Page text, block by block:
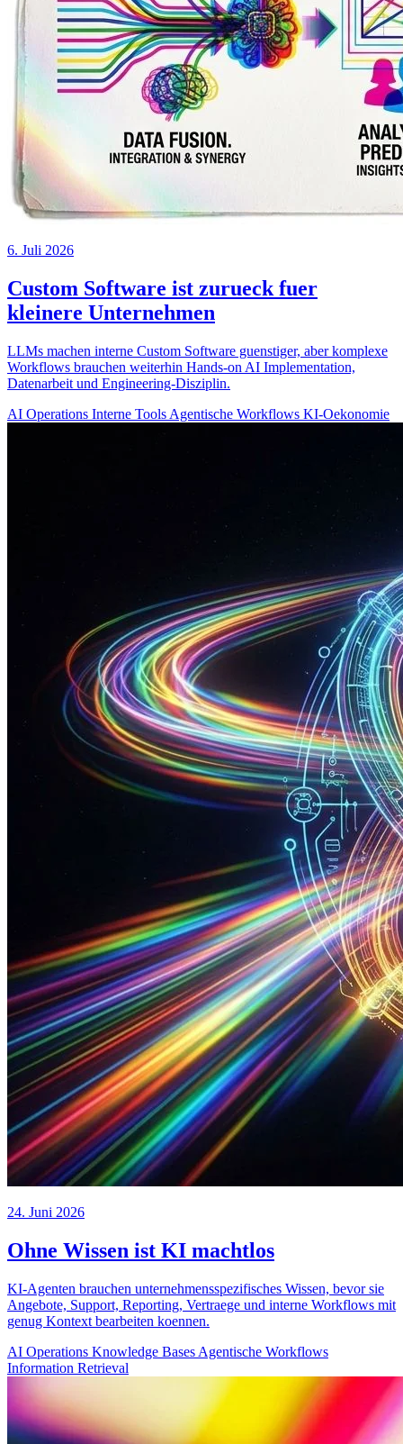
6. Juli 2026
Custom Software ist zurueck fuer
kleinere Unternehmen
LLMs machen interne Custom Software guenstiger, aber komplexe
Workflows brauchen weiterhin Hands-on AI Implementation,
Datenarbeit und Engineering-Disziplin.
AI Operations Interne Tools Agentische Workflows KI-Oekonomie
24. Juni 2026
Ohne Wissen ist KI machtlos
KI-Agenten brauchen unternehmensspezifisches Wissen, bevor sie
Angebote, Support, Reporting, Vertraege und interne Workflows mit
genug Kontext bearbeiten koennen.
AI Operations Knowledge Bases Agentische Workflows
Information Retrieval